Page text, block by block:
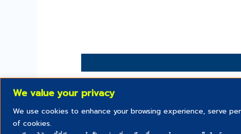
We value your privacy
We use cookies to enhance your browsing experience, serve
of cookies.